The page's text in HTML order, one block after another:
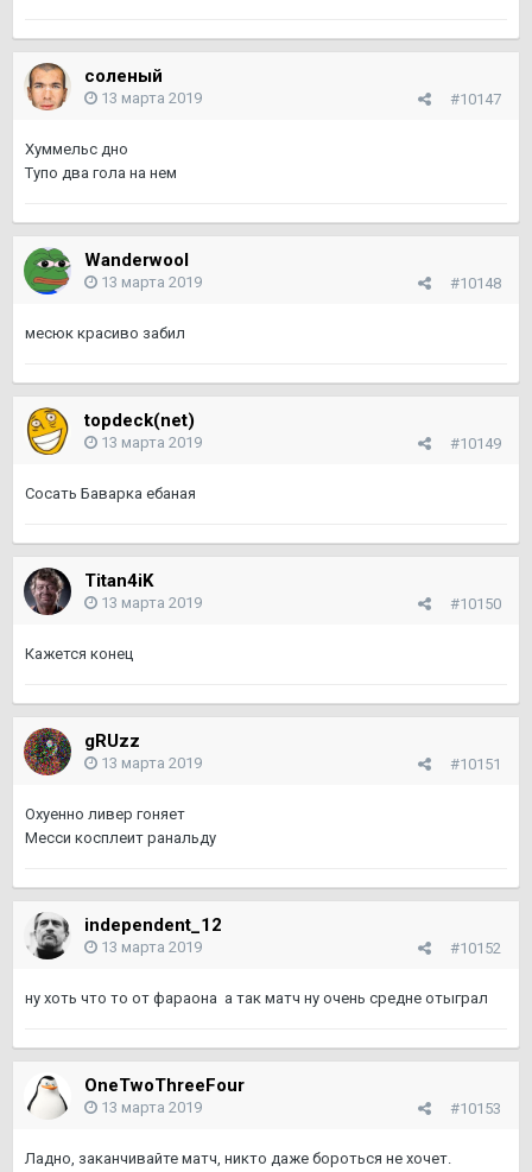
соленый
#10147
13 марта 2019
Хуммельс дно
Тупо два гола на нем
Wanderwool
#10148
13 марта 2019
месюк красиво забил
topdeck(net)
#10149
13 марта 2019
Сосать Баварка ебаная
Titan4iK
#10150
13 марта 2019
Кажется конец
gRUzz
#10151
13 марта 2019
Охуенно ливер гоняет
Месси косплеит ранальду
independent_12
#10152
13 марта 2019
ну хоть что то от фараона а так матч ну очень средне отыграл
OneTwoThreeFour
#10153
13 марта 2019
Ладно, заканчивайте матч, никто даже бороться не хочет.